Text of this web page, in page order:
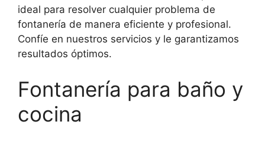
ideal para resolver cualquier problema de
fontanería de manera eficiente y profesional.
Confíe en nuestros servicios y le garantizamos
resultados óptimos.
Fontanería para baño y
cocina